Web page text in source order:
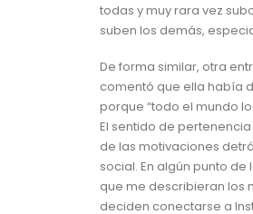
todas y muy rara vez
suben los demás,
De forma similar, otra
comentó que ella había
porque “todo el mundo lo
El sentido de
de las motivaciones
social. En algún punto
que me describieran los
deciden conectarse a